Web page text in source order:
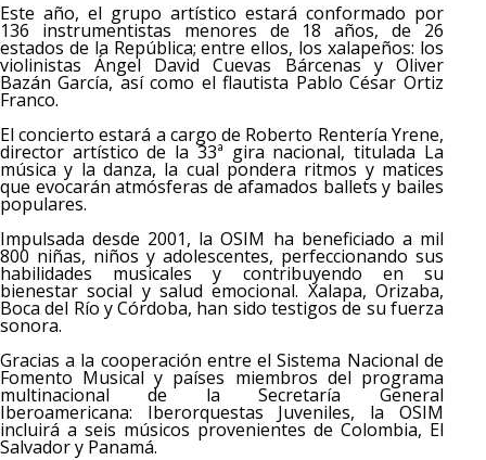
Este año, el grupo artístico estará conformado por
136 instrumentistas menores de 18 años, de 26
estados de la República; entre ellos, los xalapeños: los
violinistas Ángel David Cuevas Bárcenas y Oliver
Bazán García, así como el flautista Pablo César Ortiz
Franco.
El concierto estará a cargo de Roberto Rentería Yrene,
director artístico de la 33ª gira nacional, titulada La
música y la danza, la cual pondera ritmos y matices
que evocarán atmósferas de afamados ballets y bailes
populares.
Impulsada desde 2001, la OSIM ha beneficiado a mil
800 niñas, niños y adolescentes, perfeccionando sus
habilidades musicales y contribuyendo en su
bienestar social y salud emocional. Xalapa, Orizaba,
Boca del Río y Córdoba, han sido testigos de su fuerza
sonora.
Gracias a la cooperación entre el Sistema Nacional de
Fomento Musical y países miembros del programa
multinacional de la Secretaría General
Iberoamericana: Iberorquestas Juveniles, la OSIM
incluirá a seis músicos provenientes de Colombia, El
Salvador y Panamá.